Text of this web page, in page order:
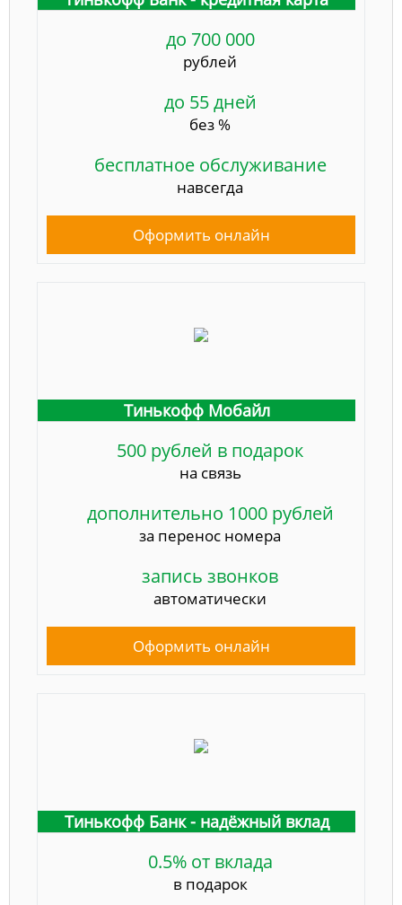
до 700 000
рублей
до 55 дней
без %
бесплатное обслуживание
навсегда
Оформить онлайн
Тинькофф Мобайл
500 рублей в подарок
на связь
дополнительно 1000 рублей
за перенос номера
запись звонков
автоматически
Оформить онлайн
Тинькофф Банк - надёжный вклад
0.5% от вклада
в подарок